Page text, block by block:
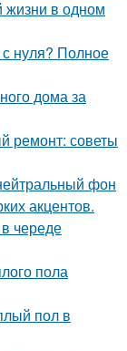
жизни в одном
с нуля? Полное
дома за
ремонт: советы
фон
акцентов.
череде
пола
пол в